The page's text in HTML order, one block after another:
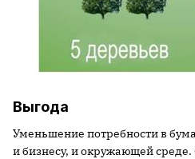
Выгода
Уменьшение потребности в
и бизнесу, и окружающей